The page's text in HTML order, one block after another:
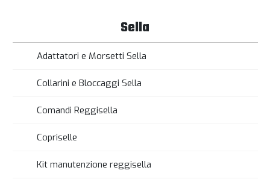
Sella
Adattatori e Morsetti Sella
Collarini e Bloccaggi Sella
Comandi Reggisella
Copriselle
Kit manutenzione reggisella